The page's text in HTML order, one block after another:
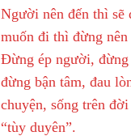
Người nên đến thì sẽ
muốn đi thì đừng
Đừng ép người, đừng
đừng bận tâm, đau
chuyện, sống trên
“tùy duyên”.